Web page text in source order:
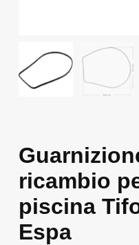
ricambio
piscina
Espa